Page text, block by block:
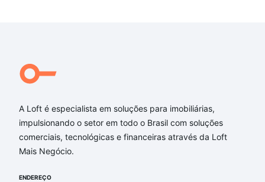
A Loft é especialista em soluções para imobiliárias,
impulsionando o setor em todo o Brasil com soluções
comerciais, tecnológicas e financeiras através da Loft
Mais Negócio.
ENDEREÇO